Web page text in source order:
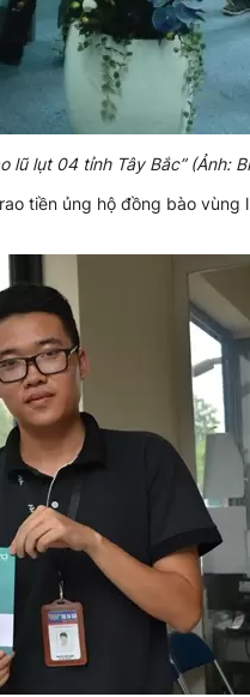
lụt 04 tỉnh Tây Bắc” (Ảnh:
tiền ủng hộ đồng bào vùng